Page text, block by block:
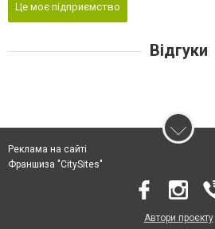
Це моє підприємство
Відгуки
Реклама на сайті
Франшиза "CitySites"
Автори проєкту